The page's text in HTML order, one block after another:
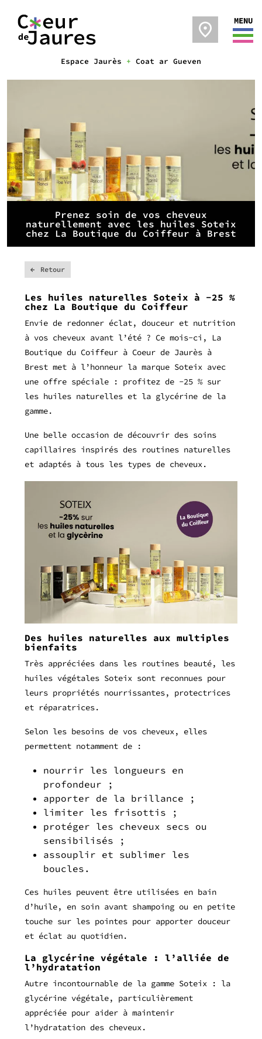
Espace Jaurès + Coat ar Gueven
MENU
Prenez soin de vos cheveux
naturellement avec les huiles Soteix
chez La Boutique du Coiffeur à Brest
Retour
Les huiles naturelles Soteix à -25 %
chez La Boutique du Coiffeur
Envie de redonner éclat, douceur et nutrition
à vos cheveux avant l’été ? Ce mois-ci, La
Boutique du Coiffeur à Coeur de Jaurès à
Brest met à l’honneur la marque Soteix avec
une offre spéciale : profitez de -25 % sur
les huiles naturelles et la glycérine de la
gamme.
Une belle occasion de découvrir des soins
capillaires inspirés des routines naturelles
et adaptés à tous les types de cheveux.
Des huiles naturelles aux multiples
bienfaits
Très appréciées dans les routines beauté, les
huiles végétales Soteix sont reconnues pour
leurs propriétés nourrissantes, protectrices
et réparatrices.
Selon les besoins de vos cheveux, elles
permettent notamment de :
nourrir les longueurs en
profondeur ;
apporter de la brillance ;
limiter les frisottis ;
protéger les cheveux secs ou
sensibilisés ;
assouplir et sublimer les
boucles.
Ces huiles peuvent être utilisées en bain
d’huile, en soin avant shampoing ou en petite
touche sur les pointes pour apporter douceur
et éclat au quotidien.
La glycérine végétale : l’alliée de
l’hydratation
Autre incontournable de la gamme Soteix : la
glycérine végétale, particulièrement
appréciée pour aider à maintenir
l’hydratation des cheveux.